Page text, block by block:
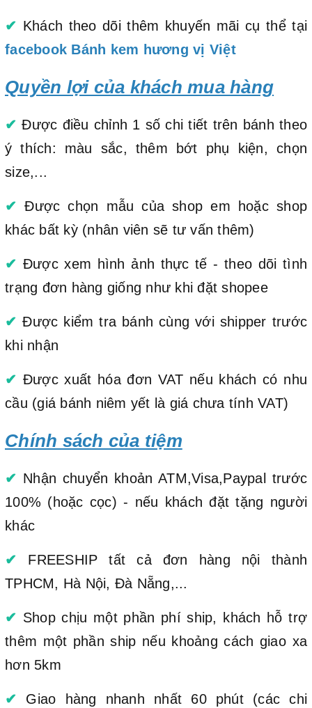
✔ Khách theo dõi thêm khuyến mãi cụ thể tại
facebook Bánh kem hương vị Việt
Quyền lợi của khách mua hàng
✔ Được điều chỉnh 1 số chi tiết trên bánh theo
ý thích: màu sắc, thêm bớt phụ kiện, chọn
size,...
✔ Được chọn mẫu của shop em hoặc shop
khác bất kỳ (nhân viên sẽ tư vấn thêm)
✔ Được xem hình ảnh thực tế - theo dõi tình
trạng đơn hàng giống như khi đặt shopee
✔ Được kiểm tra bánh cùng với shipper trước
khi nhận
✔ Được xuất hóa đơn VAT nếu khách có nhu
cầu (giá bánh niêm yết là giá chưa tính VAT)
Chính sách của tiệm
✔ Nhận chuyển khoản ATM,Visa,Paypal trước
100% (hoặc cọc) - nếu khách đặt tặng người
khác
✔ FREESHIP tất cả đơn hàng nội thành
TPHCM, Hà Nội, Đà Nẵng,...
✔ Shop chịu một phần phí ship, khách hỗ trợ
thêm một phần ship nếu khoảng cách giao xa
hơn 5km
✔ Giao hàng nhanh nhất 60 phút (các chi